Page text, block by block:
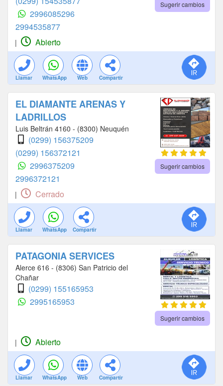
2996085296
2994535877
Sugerir cambios
| Abierto
Llamar WhatsApp Web Compartir
EL DIAMANTE ARENAS Y
LADRILLOS
Luis Beltrán 4160 - (8300) Neuquén
(0299) 156375209
(0299) 156372121
2996375209
2996372121
Sugerir cambios
| Cerrado
Llamar WhatsApp Compartir
PATAGONIA SERVICES
Alerce 616 - (8306) San Patricio del
Chañar
(0299) 155165953
2995165953
Sugerir cambios
| Abierto
Llamar WhatsApp Web Compartir